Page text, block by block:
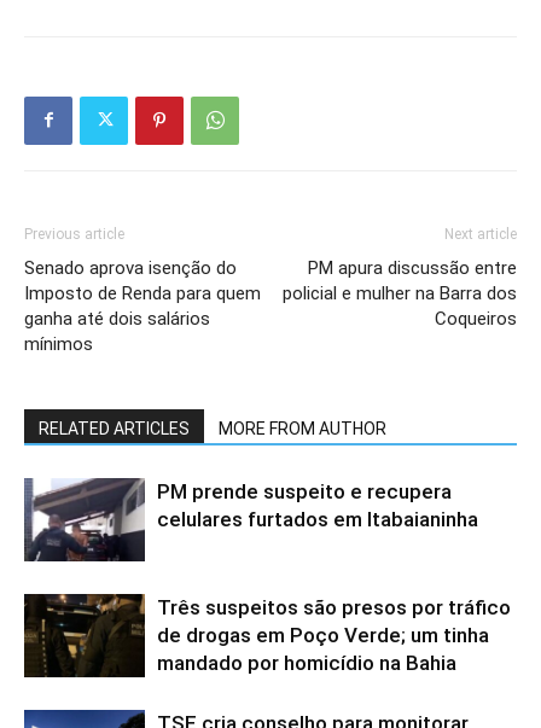
Previous article
Senado aprova isenção do
Imposto de Renda para quem
ganha até dois salários
mínimos
Next article
PM apura discussão entre
policial e mulher na Barra dos
Coqueiros
RELATED ARTICLES MORE FROM AUTHOR
PM prende suspeito e recupera
celulares furtados em Itabaianinha
Três suspeitos são presos por tráfico
de drogas em Poço Verde; um tinha
mandado por homicídio na Bahia
TSE cria conselho para monitorar